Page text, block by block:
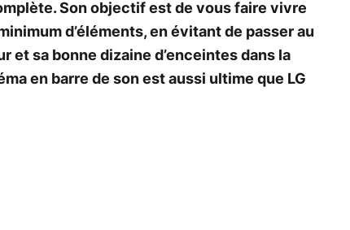
Son objectif est de vous faire vivre
d’éléments, en évitant de passer au
et sa bonne dizaine d’enceintes dans la
en barre de son est aussi ultime que LG